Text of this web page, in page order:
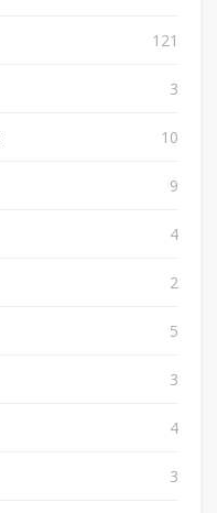
121
3
10
9
4
2
5
3
4
3